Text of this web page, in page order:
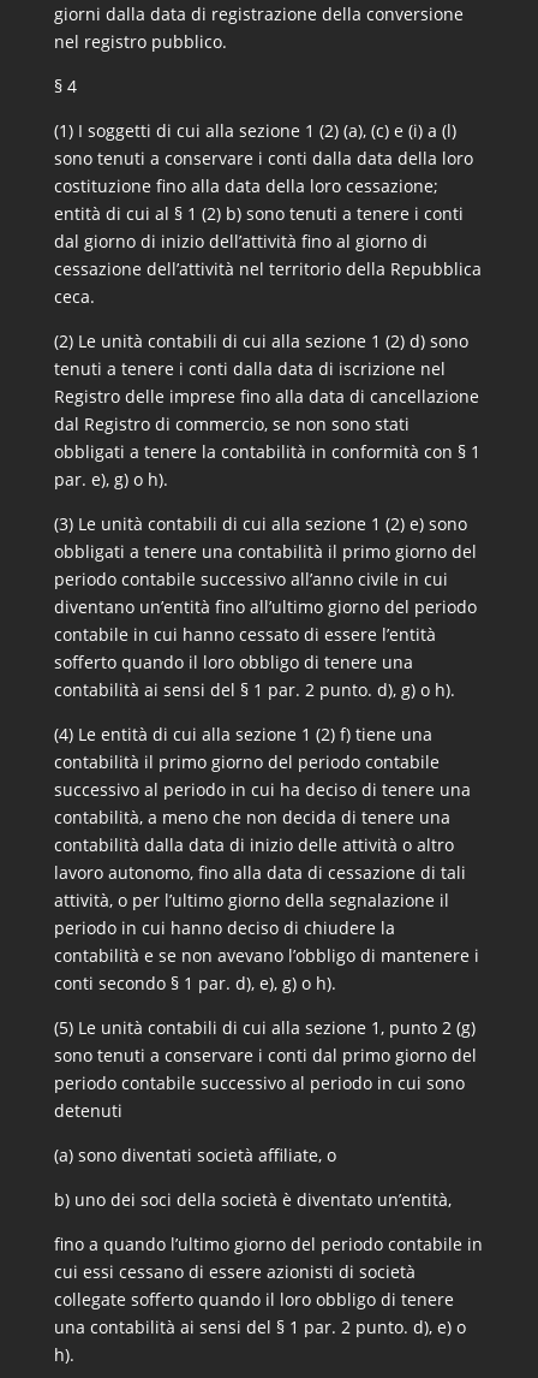
giorni dalla data di registrazione della conversione
nel registro pubblico.
§ 4
(1) I soggetti di cui alla sezione 1 (2) (a), (c) e (i) a (l)
sono tenuti a conservare i conti dalla data della loro
costituzione fino alla data della loro cessazione;
entità di cui al § 1 (2) b) sono tenuti a tenere i conti
dal giorno di inizio dell’attività fino al giorno di
cessazione dell’attività nel territorio della Repubblica
ceca.
(2) Le unità contabili di cui alla sezione 1 (2) d) sono
tenuti a tenere i conti dalla data di iscrizione nel
Registro delle imprese fino alla data di cancellazione
dal Registro di commercio, se non sono stati
obbligati a tenere la contabilità in conformità con § 1
par. e), g) o h).
(3) Le unità contabili di cui alla sezione 1 (2) e) sono
obbligati a tenere una contabilità il primo giorno del
periodo contabile successivo all’anno civile in cui
diventano un’entità fino all’ultimo giorno del periodo
contabile in cui hanno cessato di essere l’entità
sofferto quando il loro obbligo di tenere una
contabilità ai sensi del § 1 par. 2 punto. d), g) o h).
(4) Le entità di cui alla sezione 1 (2) f) tiene una
contabilità il primo giorno del periodo contabile
successivo al periodo in cui ha deciso di tenere una
contabilità, a meno che non decida di tenere una
contabilità dalla data di inizio delle attività o altro
lavoro autonomo, fino alla data di cessazione di tali
attività, o per l’ultimo giorno della segnalazione il
periodo in cui hanno deciso di chiudere la
contabilità e se non avevano l’obbligo di mantenere i
conti secondo § 1 par. d), e), g) o h).
(5) Le unità contabili di cui alla sezione 1, punto 2 (g)
sono tenuti a conservare i conti dal primo giorno del
periodo contabile successivo al periodo in cui sono
detenuti
(a) sono diventati società affiliate, o
b) uno dei soci della società è diventato un’entità,
fino a quando l’ultimo giorno del periodo contabile in
cui essi cessano di essere azionisti di società
collegate sofferto quando il loro obbligo di tenere
una contabilità ai sensi del § 1 par. 2 punto. d), e) o
h).